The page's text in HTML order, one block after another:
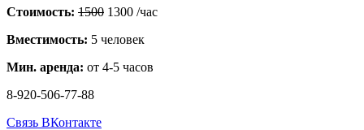
Стоимость: 1500 1300 /час
Вместимость: 5 человек
Мин. аренда: от 4-5 часов
8-920-506-77-88
Связь ВКонтакте